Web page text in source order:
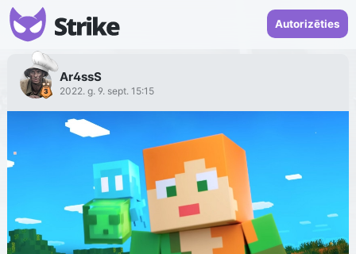
Autorizēties
Ar4ssS
2022. g. 9. sept. 15:15